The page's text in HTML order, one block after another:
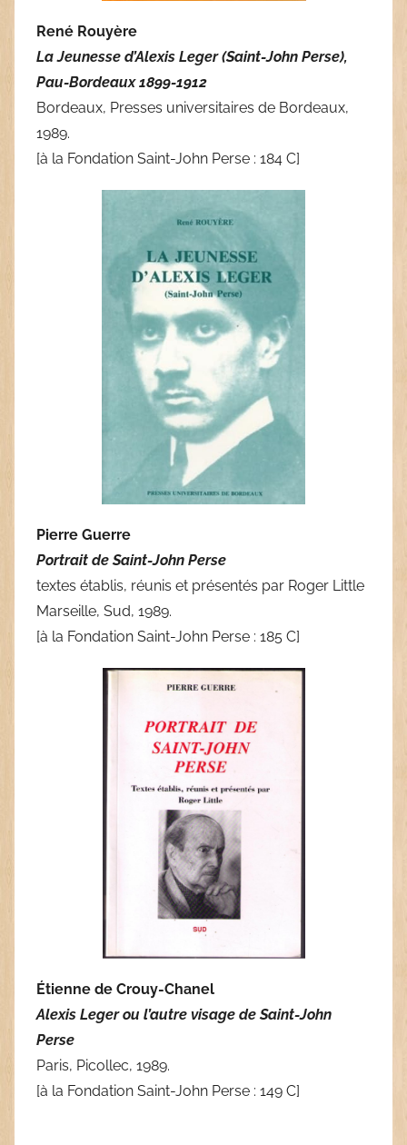
René Rouyère
La Jeunesse d’Alexis Leger (Saint-John Perse),
Pau-Bordeaux 1899-1912
Bordeaux, Presses universitaires de Bordeaux,
1989.
[à la Fondation Saint-John Perse : 184 C]
Pierre Guerre
Portrait de Saint-John Perse
textes établis, réunis et présentés par Roger Little
Marseille, Sud, 1989.
[à la Fondation Saint-John Perse : 185 C]
Étienne de Crouy-Chanel
Alexis Leger ou l’autre visage de Saint-John
Perse
Paris, Picollec, 1989.
[à la Fondation Saint-John Perse : 149 C]